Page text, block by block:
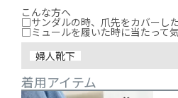
こんな方へ
□サンダルの時、爪先をカバーし
□ミュールを履いた時に当たって
婦人靴下
着用アイテム